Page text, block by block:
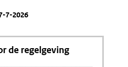
7-2026
de regelgeving